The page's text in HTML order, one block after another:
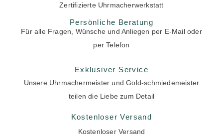
Zertifizierte Uhrmacherwerkstatt
Persönliche Beratung
Für alle Fragen, Wünsche und Anliegen per E-Mail oder
per Telefon
Exklusiver Service
Unsere Uhrmachermeister und Gold-schmiedemeister
teilen die Liebe zum Detail
Kostenloser Versand
Kostenloser Versand